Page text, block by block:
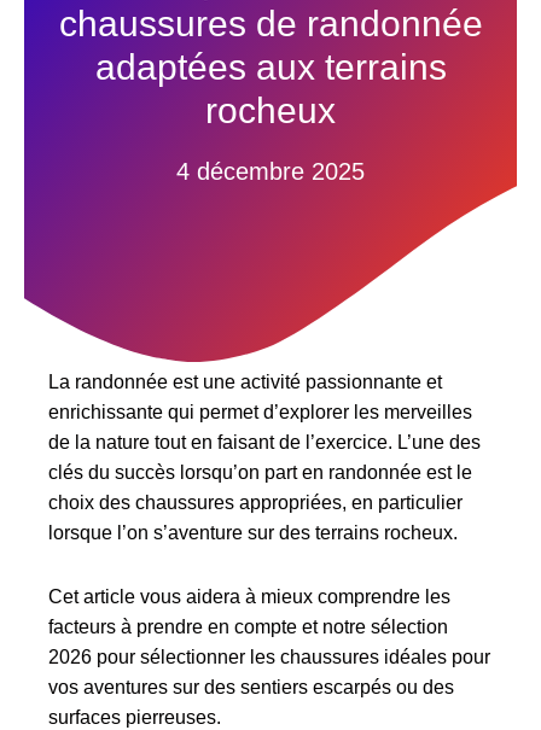
chaussures de randonnée
adaptées aux terrains
rocheux
4 décembre 2025
La randonnée est une activité passionnante et
enrichissante qui permet d’explorer les merveilles
de la nature tout en faisant de l’exercice. L’une des
clés du succès lorsqu’on part en randonnée est le
choix des chaussures appropriées, en particulier
lorsque l’on s’aventure sur des terrains rocheux.
Cet article vous aidera à mieux comprendre les
facteurs à prendre en compte et notre sélection
2026 pour sélectionner les chaussures idéales pour
vos aventures sur des sentiers escarpés ou des
surfaces pierreuses.